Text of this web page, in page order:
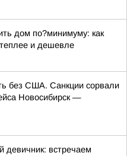
дом по?минимуму: как
и дешевле
без США. Санкции сорвали
Новосибирск —
встречаем